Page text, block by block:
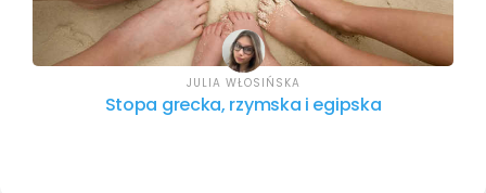
Stopa grecka, rzymska i egipska
JULIA WŁOSIŃSKA